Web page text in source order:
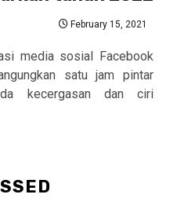
February 15, 2021
media sosial Facebook
satu jam pintar
kecergasan dan ciri